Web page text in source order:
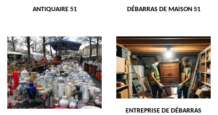
ANTIQUAIRE 51 DÉBARRAS DE MAISON 51
ENTREPRISE DE DÉBARRAS